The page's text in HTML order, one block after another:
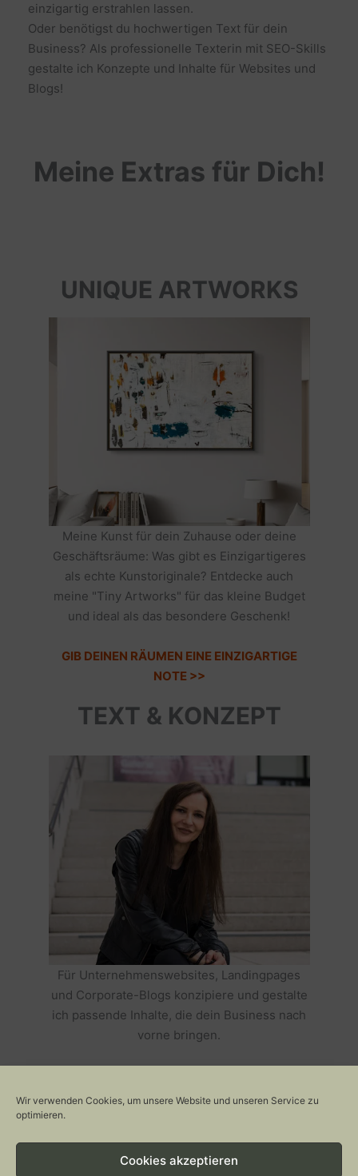
Wir verwenden Cookies, um unsere Website und unseren Service zu
optimieren.
Cookies akzeptieren
einzigartig erstrahlen lassen.
Oder benötigst du hochwertigen Text für dein
Business? Als professionelle Texterin mit SEO-Skills
gestalte ich Konzepte und Inhalte für Websites und
Blogs!
Meine Extras für Dich!
UNIQUE ARTWORKS
Meine Kunst für dein Zuhause oder deine
Geschäftsräume: Was gibt es Einzigartigeres
als echte Kunstoriginale? Entdecke auch
meine "Tiny Artworks" für das kleine Budget
und ideal als das besondere Geschenk!
GIB DEINEN RÄUMEN EINE EINZIGARTIGE
NOTE >>
TEXT & KONZEPT
Für Unternehmenswebsites, Landingpages
und Corporate-Blogs konzipiere und gestalte
ich passende Inhalte, die dein Business nach
vorne bringen.
ERFOLGREICH MACHEN >>
Copyright © 2026 Stylepeacock: Interior, Plants, Cats & Art